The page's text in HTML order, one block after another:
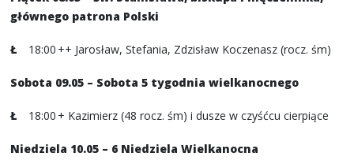
głównego patrona Polski
Ł 18:00 ++ Jarosław, Stefania, Zdzisław Koczenasz (rocz. śm)
Sobota 09.05 – Sobota 5 tygodnia wielkanocnego
Ł 18:00 + Kazimierz (48 rocz. śm) i dusze w czyśćcu cierpiące
Niedziela 10.05 – 6 Niedziela Wielkanocna